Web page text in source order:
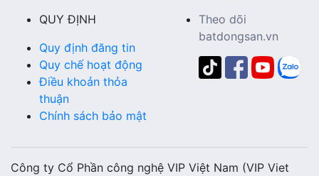
QUY ĐỊNH
Quy định đăng tin
Quy chế hoạt động
Điều khoản thỏa
thuận
Chính sách bảo mật
Theo dõi
batdongsan.vn
Công ty Cổ Phần công nghệ VIP Việt Nam (VIP Viet